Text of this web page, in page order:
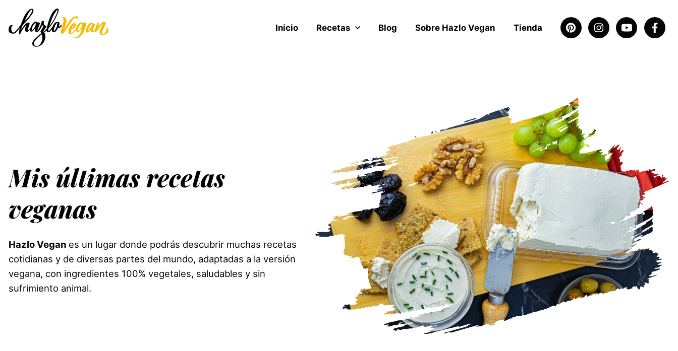
Inicio Recetas Blog Sobre Hazlo Vegan Tienda
Mis últimas recetas
veganas
Hazlo Veganes un lugar donde podrás descubrir muchas recetas
cotidianas y de diversas partes del mundo, adaptadas a la versión
vegana, con ingredientes 100% vegetales, saludables y sin
sufrimiento animal.